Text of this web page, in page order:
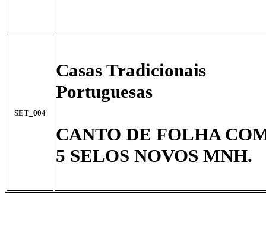
SET_004
Casas Tradicionais
Portuguesas
CANTO DE FOLHA
5 SELOS NOVOS MNH.